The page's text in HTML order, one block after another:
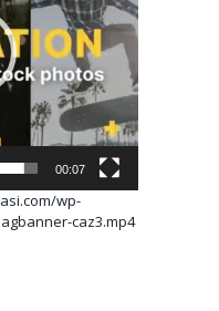
00:07
wp-
caz3.mp4